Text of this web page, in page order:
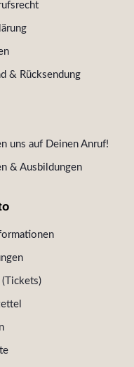
& Rücksendung
uns auf Deinen Anruf!
& Ausbildungen